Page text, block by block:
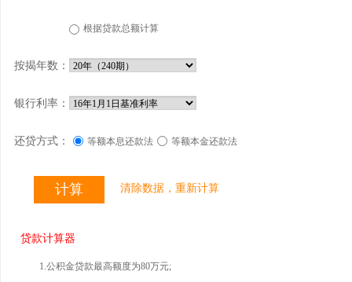
根据贷款总额计算
按揭年数：
银行利率：
还贷方式： 等额本息还款法 等额本金还款法
清除数据，重新计算
贷款计算器
1.公积金贷款最高额度为80万元;